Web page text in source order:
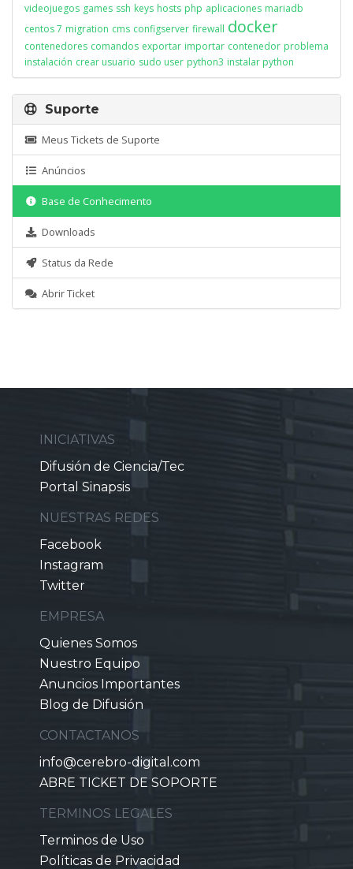
videojuegos games ssh keys hosts php aplicaciones mariadb
centos 7 migration cms configserver firewall docker
contenedores comandos exportar importar contenedor problema
instalación crear usuario sudo user python3 instalar python
Suporte
Meus Tickets de Suporte
Anúncios
Base de Conhecimento
Downloads
Status da Rede
Abrir Ticket
INICIATIVAS
Difusión de Ciencia/Tec
Portal Sinapsis
NUESTRAS REDES
Facebook
Instagram
Twitter
EMPRESA
Quienes Somos
Nuestro Equipo
Anuncios Importantes
Blog de Difusión
CONTACTANOS
info@cerebro-digital.com
ABRE TICKET DE SOPORTE
TERMINOS LEGALES
Terminos de Uso
Políticas de Privacidad